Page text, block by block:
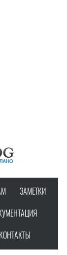
ЗАМЕТКИ
КОНТАКТЫ